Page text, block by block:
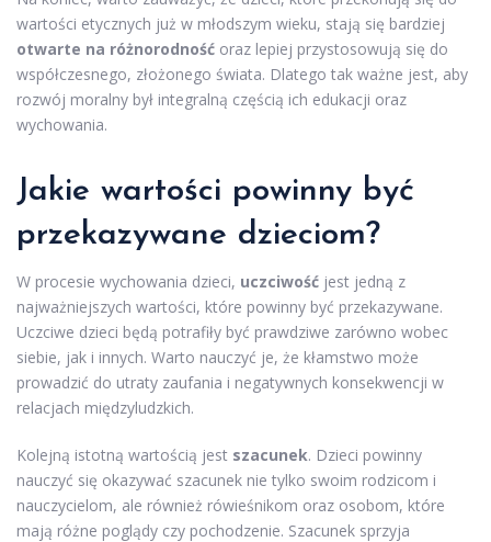
wartości etycznych już w młodszym wieku, stają się bardziej
otwarte na różnorodność oraz lepiej przystosowują się do
współczesnego, złożonego świata. Dlatego tak ważne jest, aby
rozwój moralny był integralną częścią ich edukacji oraz
wychowania.
Jakie wartości powinny być
przekazywane dzieciom?
W procesie wychowania dzieci, uczciwość jest jedną z
najważniejszych wartości, które powinny być przekazywane.
Uczciwe dzieci będą potrafiły być prawdziwe zarówno wobec
siebie, jak i innych. Warto nauczyć je, że kłamstwo może
prowadzić do utraty zaufania i negatywnych konsekwencji w
relacjach międzyludzkich.
Kolejną istotną wartością jest szacunek. Dzieci powinny
nauczyć się okazywać szacunek nie tylko swoim rodzicom i
nauczycielom, ale również rówieśnikom oraz osobom, które
mają różne poglądy czy pochodzenie. Szacunek sprzyja